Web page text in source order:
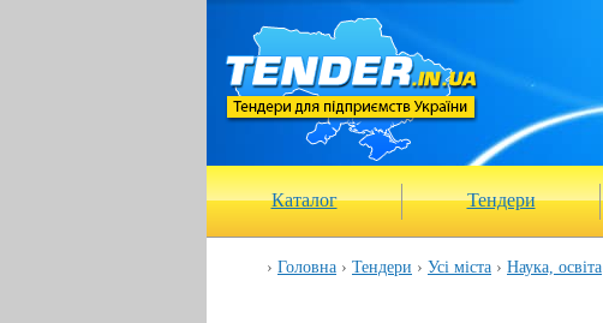
Каталог Тендери
Головна Тендери Усі міста Наука, освіта